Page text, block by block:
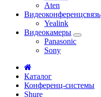
Aten
Видеоконференцсвязь
Yealink
Видеокамеры
Panasonic
Sony
Каталог
Конференц-системы
Shure